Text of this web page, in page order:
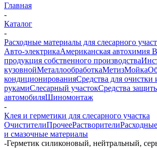
Главная
-
Каталог
-
Расходные материалы для слесарного
Авто-электрикаАмериканская автохимия
продукция собственного производства
кузовнойМеталлообработкаМетизМойка
кондиционированияСредства для очистки
рукамиСлесарный участокСредства
автомобиляШиномонтаж
-
Клея и герметики для слесарного участка
ОчистителиПрочееРастворители
и смазочные материалы
-Герметик силиконовый, нейтральный,